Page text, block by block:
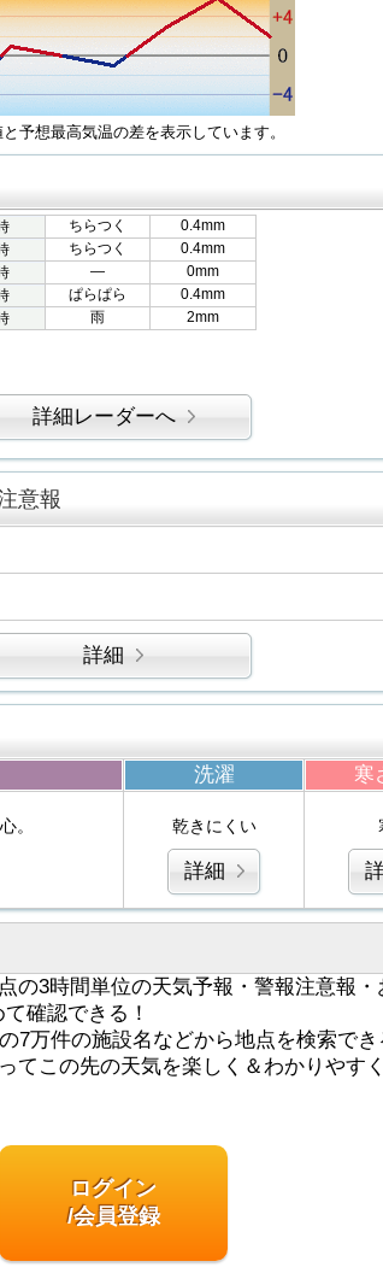
予想最高気温の差を表示しています。
ちらつく
0.4mm
ちらつく
0.4mm
―
0mm
ぱらぱら
0.4mm
雨 2mm
詳細レーダーへ
意報
詳細
洗濯 寒
。 乾きにくい
詳細
の3時間単位の天気予報・警報注意報・
確認できる！
7万件の施設名などから地点を検索でき
てこの先の天気を楽しく＆わかりやす
ログイン
/会員登録